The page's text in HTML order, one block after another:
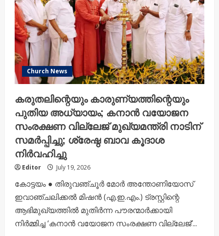
Church News
കരുതലിന്റെയും കാരുണ്യത്തിന്റെയും
പുതിയ അധ്യായം; കനാൻ വയോജന
സംരക്ഷണ വില്ലേജ് മുഖ്യമന്ത്രി നാടിന്
സമർപ്പിച്ചു; ശ്രേഷ്ഠ ബാവ കൂദാശ
നിർവഹിച്ചു
Editor July 19, 2026
കോട്ടയം ● തിരുവഞ്ചൂർ മോർ അന്തോണിയോസ്
ഇവാഞ്ചലിക്കൽ മിഷൻ (എ.ഇ.എം.) ട്രസ്റ്റിന്റെ
ആഭിമുഖ്യത്തിൽ മുതിർന്ന പൗരന്മാർക്കായി
നിർമ്മിച്ച ‘കനാൻ വയോജന സംരക്ഷണ വില്ലേജ്’...